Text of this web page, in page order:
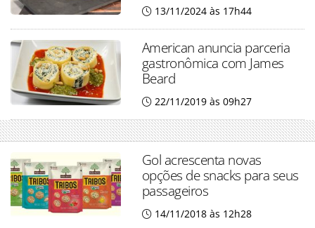
13/11/2024 às 17h44
American anuncia parceria
gastronômica com James
Beard
22/11/2019 às 09h27
Gol acrescenta novas
opções de snacks para seus
passageiros
14/11/2018 às 12h28